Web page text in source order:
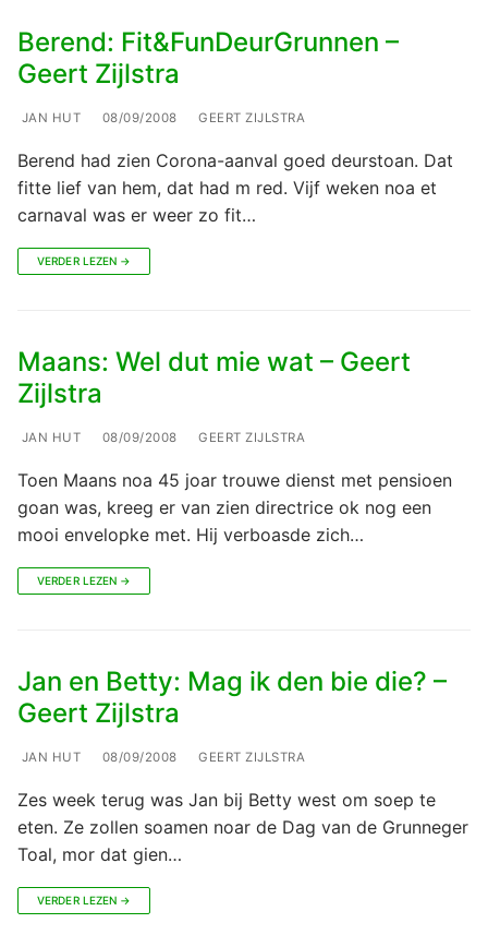
Berend: Fit&FunDeurGrunnen –
Geert Zijlstra
JAN HUT 08/09/2008 GEERT ZIJLSTRA
Berend had zien Corona-aanval goed deurstoan. Dat
fitte lief van hem, dat had m red. Vijf weken noa et
carnaval was er weer zo fit…
VERDER LEZEN →
Maans: Wel dut mie wat – Geert
Zijlstra
JAN HUT 08/09/2008 GEERT ZIJLSTRA
Toen Maans noa 45 joar trouwe dienst met pensioen
goan was, kreeg er van zien directrice ok nog een
mooi envelopke met. Hij verboasde zich…
VERDER LEZEN →
Jan en Betty: Mag ik den bie die? –
Geert Zijlstra
JAN HUT 08/09/2008 GEERT ZIJLSTRA
Zes week terug was Jan bij Betty west om soep te
eten. Ze zollen soamen noar de Dag van de Grunneger
Toal, mor dat gien…
VERDER LEZEN →